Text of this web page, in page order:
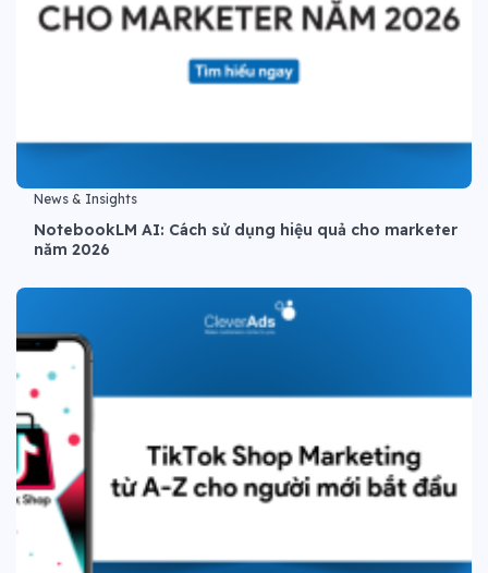
News & Insights
NotebookLM AI: Cách sử dụng hiệu quả cho marketer
năm 2026